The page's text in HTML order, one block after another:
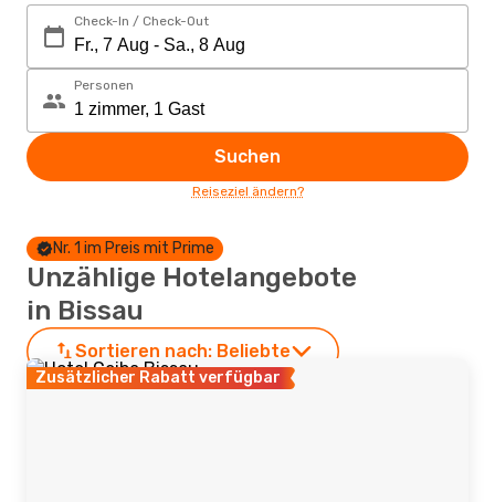
Check-In / Check-Out
Personen
Suchen
Reiseziel ändern?
Nr. 1 im Preis mit Prime
Unzählige Hotelangebote
in Bissau
Sortieren nach: Beliebte
Zusätzlicher Rabatt verfügbar